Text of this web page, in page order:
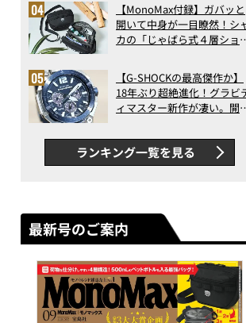
ヴィーガンポケットブラシ」￥2,970／
アの実力
【MonoMax付録】ガバッと
開いて中身が一目瞭然！シ
カの「じゃばら式４層ショ
った！
【G-SHOCKの最高傑作か】
18年ぶり超絶進化！グラビ
ィマスター新作が凄い。開
新ムーブメントの衝撃
ランキング一覧を見る
最新号のご案内